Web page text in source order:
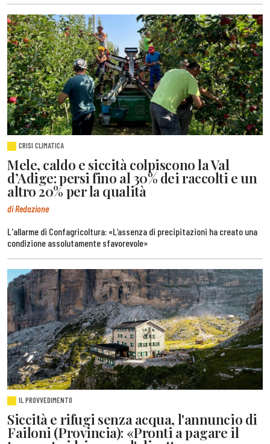
CRISI CLIMATICA
Mele, caldo e siccità colpiscono la Val
d’Adige: persi fino al 30% dei raccolti e un
altro 20% per la qualità
di Redazione
L'allarme di Confagricoltura: «L’assenza di precipitazioni ha creato una
condizione assolutamente sfavorevole»
IL PROVVEDIMENTO
Siccità e rifugi senza acqua, l'annuncio di
Failoni (Provincia): «Pronti a pagare il